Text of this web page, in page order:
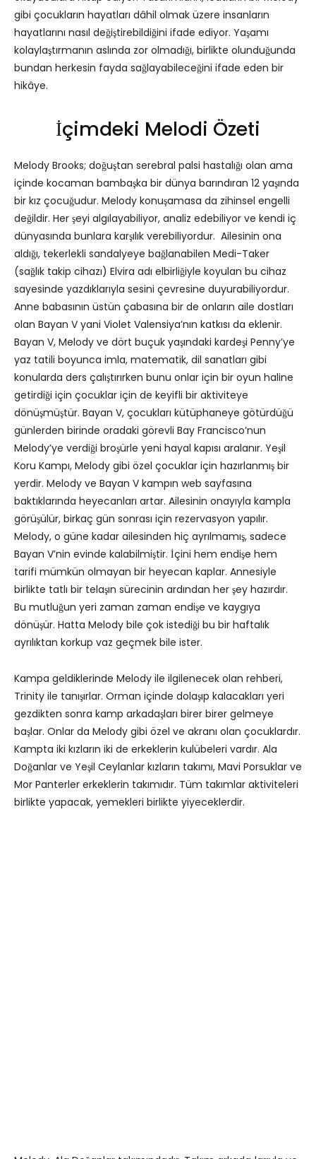
gibi çocukların hayatları dâhil olmak üzere insanların
hayatlarını nasıl değiştirebildiğini ifade ediyor. Yaşamı
kolaylaştırmanın aslında zor olmadığı, birlikte olunduğunda
bundan herkesin fayda sağlayabileceğini ifade eden bir
hikâye.
İçimdeki Melodi Özeti
Melody Brooks; doğuştan serebral palsi hastalığı olan ama
içinde kocaman bambaşka bir dünya barındıran 12 yaşında
bir kız çocuğudur. Melody konuşamasa da zihinsel engelli
değildir. Her şeyi algılayabiliyor, analiz edebiliyor ve kendi iç
dünyasında bunlara karşılık verebiliyordur. Ailesinin ona
aldığı, tekerlekli sandalyeye bağlanabilen Medi-Taker
(sağlık takip cihazı) Elvira adı elbirliğiyle koyulan bu cihaz
sayesinde yazdıklarıyla sesini çevresine duyurabiliyordur.
Anne babasının üstün çabasına bir de onların aile dostları
olan Bayan V yani Violet Valensiya’nın katkısı da eklenir.
Bayan V, Melody ve dört buçuk yaşındaki kardeşi Penny’ye
yaz tatili boyunca imla, matematik, dil sanatları gibi
konularda ders çalıştırırken bunu onlar için bir oyun haline
getirdiği için çocuklar için de keyifli bir aktiviteye
dönüşmüştür. Bayan V, çocukları kütüphaneye götürdüğü
günlerden birinde oradaki görevli Bay Francisco’nun
Melody’ye verdiği broşürle yeni hayal kapısı aralanır. Yeşil
Koru Kampı, Melody gibi özel çocuklar için hazırlanmış bir
yerdir. Melody ve Bayan V kampın web sayfasına
baktıklarında heyecanları artar. Ailesinin onayıyla kampla
görüşülür, birkaç gün sonrası için rezervasyon yapılır.
Melody, o güne kadar ailesinden hiç ayrılmamış, sadece
Bayan V’nin evinde kalabilmiştir. İçini hem endişe hem
tarifi mümkün olmayan bir heyecan kaplar. Annesiyle
birlikte tatlı bir telaşın sürecinin ardından her şey hazırdır.
Bu mutluğun yeri zaman zaman endişe ve kaygıya
dönüşür. Hatta Melody bile çok istediği bu bir haftalık
ayrılıktan korkup vaz geçmek bile ister.
Kampa geldiklerinde Melody ile ilgilenecek olan rehberi,
Trinity ile tanışırlar. Orman içinde dolaşıp kalacakları yeri
gezdikten sonra kamp arkadaşları birer birer gelmeye
başlar. Onlar da Melody gibi özel ve akranı olan çocuklardır.
Kampta iki kızların iki de erkeklerin kulübeleri vardır. Ala
Doğanlar ve Yeşil Ceylanlar kızların takımı, Mavi Porsuklar ve
Mor Panterler erkeklerin takımıdır. Tüm takımlar aktiviteleri
birlikte yapacak, yemekleri birlikte yiyeceklerdir.